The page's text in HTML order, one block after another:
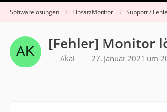
Softwarelösungen EinsatzMonitor Support /
[Fehler] Monitor
Akai 27. Januar 2021 um